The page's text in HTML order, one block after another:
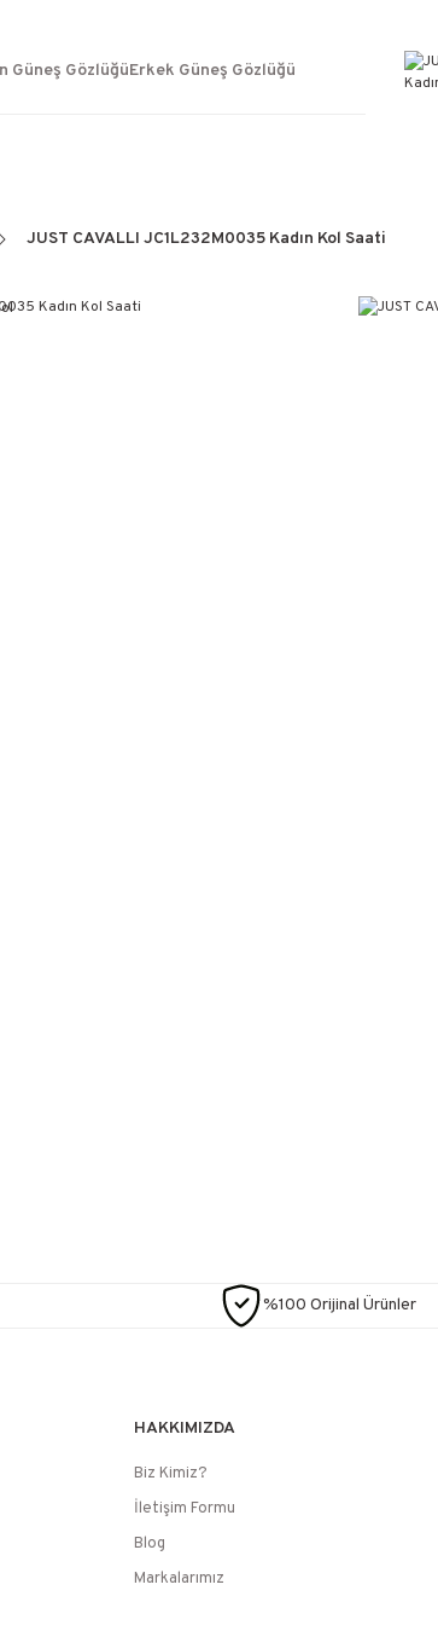
Güneş GözlüğüErkek Güneş Gözlüğü
JUST CAVALLI JC1L232M0035 Kadın Kol Saati
%100 Orijinal Ürünler
HAKKIMIZDA
Biz Kimiz?
İletişim Formu
Blog
Markalarımız